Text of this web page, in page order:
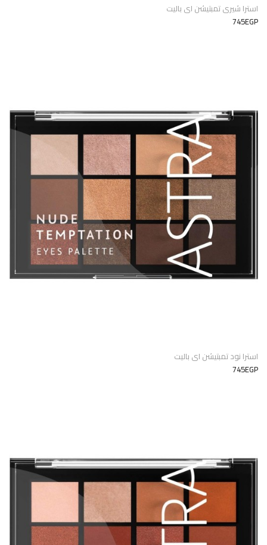
استرا شيرى تمبتيشن اى باليت
745EGP
استرا نود تمبتيشن اى باليت
745EGP